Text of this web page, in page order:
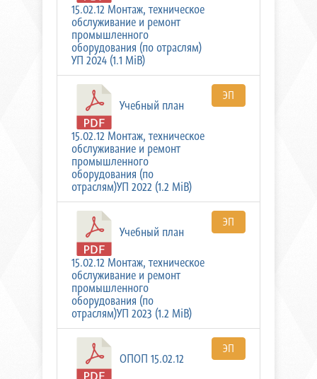
15.02.12 Монтаж, техническое
обслуживание и ремонт
промышленного
оборудования (по отраслям)
УП 2024 (1.1 MiB)
Учебный план
15.02.12 Монтаж, техническое
обслуживание и ремонт
промышленного
оборудования (по
отраслям)УП 2022 (1.2 MiB)
ЭП
Учебный план
15.02.12 Монтаж, техническое
обслуживание и ремонт
промышленного
оборудования (по
отраслям)УП 2023 (1.2 MiB)
ЭП
ОПОП 15.02.12
ЭП